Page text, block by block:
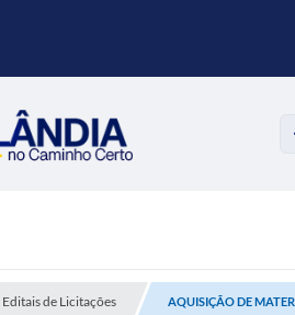
Editais de Licitações AQUISIÇÃO DE